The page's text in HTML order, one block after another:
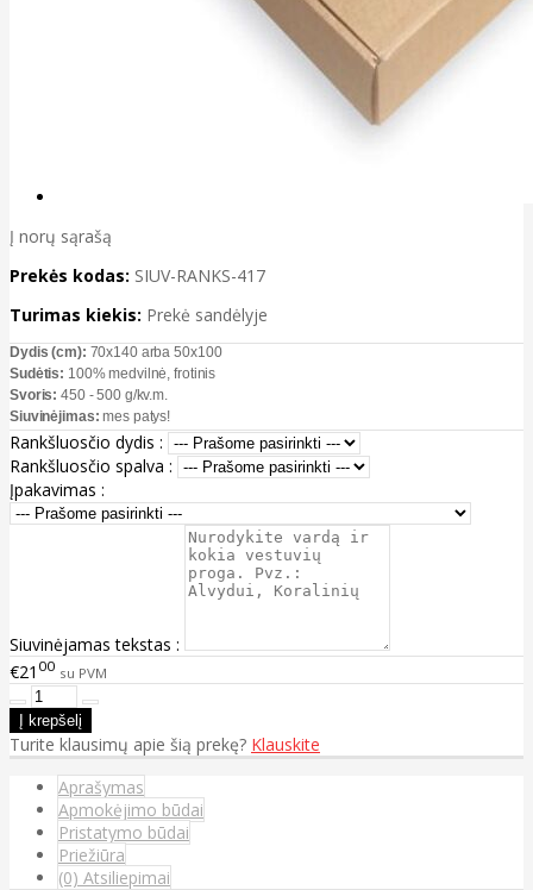
Į norų sąrašą
Prekės kodas: SIUV-RANKS-417
Turimas kiekis: Prekė sandėlyje
Dydis (cm): 70x140 arba 50x100
Sudėtis: 100% medvilnė, frotinis
Svoris: 450 - 500 g/kv.m.
Siuvinėjimas: mes patys!
Rankšluosčio dydis :
Rankšluosčio spalva :
Įpakavimas :
Siuvinėjamas tekstas :
€21 00 su PVM
Turite klausimų apie šią prekę? Klauskite
Aprašymas
Apmokėjimo būdai
Pristatymo būdai
Priežiūra
(0) Atsiliepimai